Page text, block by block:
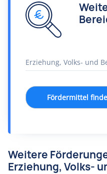
Fördermittel
Weitere
Erziehung, Volks-